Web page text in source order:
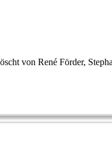
von René Förder,